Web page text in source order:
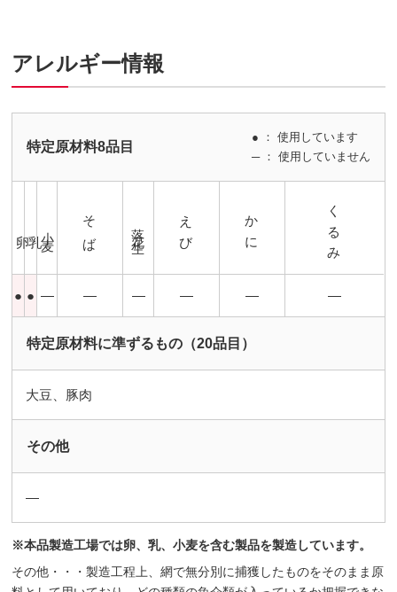
アレルギー情報
特定原材料8品目
● ： 使用しています
─ ： 使用していません
そば 落花生 えび かに くるみ
● ● ― ― ― ― ― ―
特定原材料に準ずるもの（20品目）
大豆、豚肉
その他
―
※本品製造工場では卵、乳、小麦を含む製品を製造しています。
その他・・・製造工程上、網で無分別に捕獲したものをそのまま原